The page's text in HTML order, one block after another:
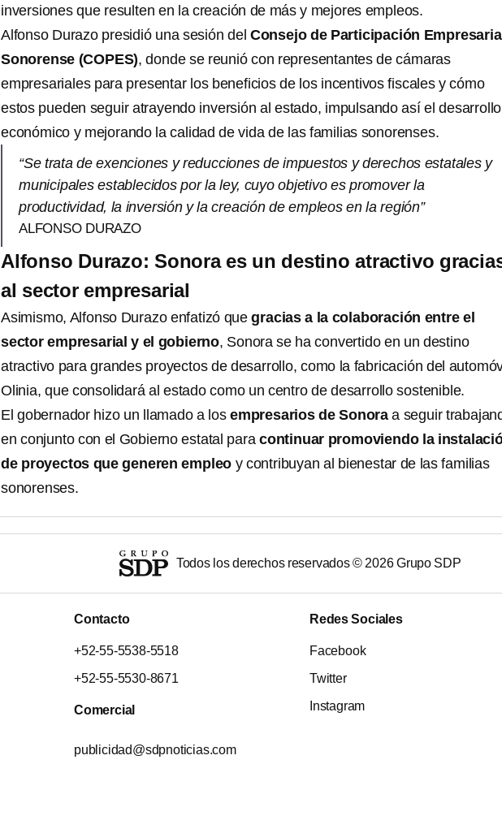
inversiones que resulten en la creación de más y mejores empleos.
Alfonso Durazo presidió una sesión del Consejo de Participación Empresarial
Sonorense (COPES), donde se reunió con representantes de cámaras
empresariales para presentar los beneficios de los incentivos fiscales y cómo
estos pueden seguir atrayendo inversión al estado, impulsando así el desarrollo
económico y mejorando la calidad de vida de las familias sonorenses.
“Se trata de exenciones y reducciones de impuestos y derechos estatales y
municipales establecidos por la ley, cuyo objetivo es promover la
productividad, la inversión y la creación de empleos en la región”
ALFONSO DURAZO
Alfonso Durazo: Sonora es un destino atractivo
al sector empresarial
Asimismo, Alfonso Durazo enfatizó quegracias a la colaboración entre el
sector empresarial y el gobierno, Sonora se ha convertido en un destino
atractivo para grandes proyectos de desarrollo, como la fabricación del
Olinia, que consolidará al estado como un centro de desarrollo sostenible.
El gobernador hizo un llamado a losempresarios de Sonoraa seguir
en conjunto con el Gobierno estatal para continuar promoviendo la
de proyectos que generen empleo y contribuyan al bienestar de las familias
sonorenses.
Todos los derechos reservados © 2026Grupo SDP
Contacto
+52-55-5538-5518
+52-55-5530-8671
Comercial
publicidad@sdpnoticias.com
Redes Sociales
Facebook
Twitter
Instagram